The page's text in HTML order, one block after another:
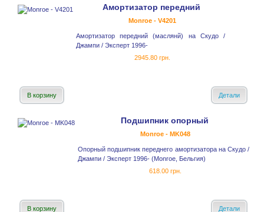
Амортизатор передний
Monroe - V4201
Амортизатор передний (маслянй) на Скудо /
Джампи / Эксперт 1996-
2945.80 грн.
В корзину Детали
Подшипник опорный
Monroe - MK048
Опорный подшипник переднего амортизатора на Скудо /
Джампи / Эксперт 1996- (Monroe, Бельгия)
618.00 грн.
В корзину Детали